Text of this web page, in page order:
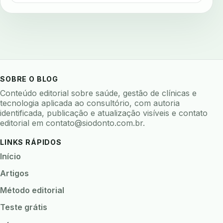
avaliar software odontologico backup
bioceramicos biocompatibilidade
biofeedback
biofilme linhas agua bioimpedancia
biomarcadores biomateriais biomecanica
biometria biometria clinica biometria facial
biopsia biopsia oral
biosseguranca clinica
biossensores
blockchain
SOBRE O BLOG
Conteúdo editorial sobre saúde, gestão de clínicas e
tecnologia aplicada ao consultório, com autoria
identificada, publicação e atualização visíveis e contato
editorial em contato@siodonto.com.br.
LINKS RÁPIDOS
Início
Artigos
Método editorial
Teste grátis